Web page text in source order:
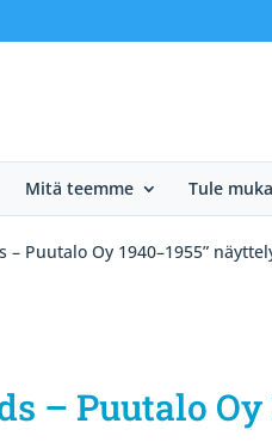
Mitä teemme Tule
– Puutalo Oy 1940–1955”
– Puutalo Oy